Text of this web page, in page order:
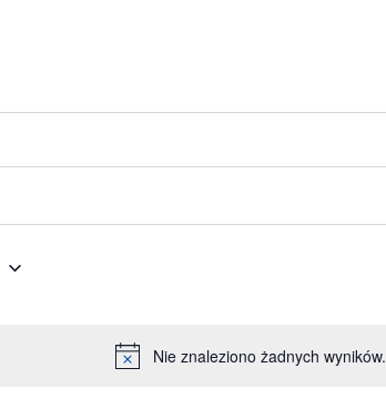
Powiadomienie
Nie znaleziono żadnych wyników.